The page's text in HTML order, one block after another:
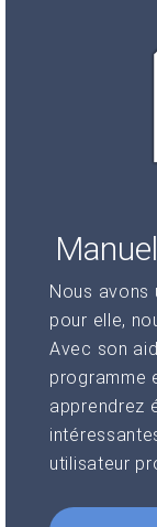
Nous avons
pour elle,
Avec son
programme
apprendrez
utilisateur